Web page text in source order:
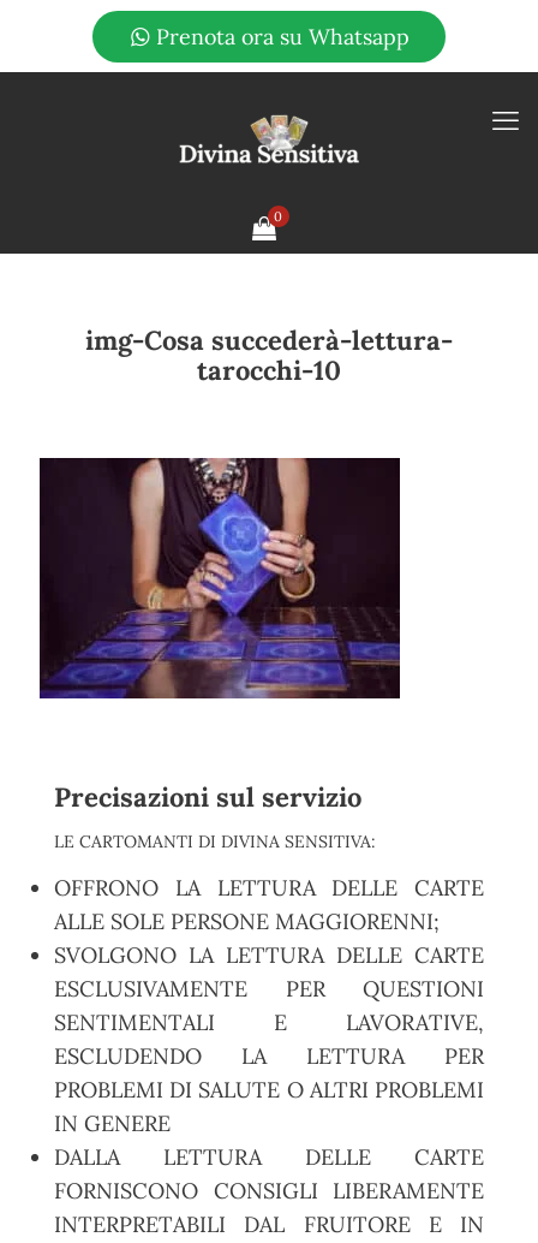
Prenota ora su Whatsapp
0
img-Cosa succederà-lettura-
tarocchi-10
Precisazioni sul servizio
LE CARTOMANTI DI DIVINA SENSITIVA:
OFFRONO LA LETTURA DELLE CARTE
ALLE SOLE PERSONE MAGGIORENNI;
SVOLGONO LA LETTURA DELLE CARTE
ESCLUSIVAMENTE PER QUESTIONI
SENTIMENTALI E LAVORATIVE,
ESCLUDENDO LA LETTURA PER
PROBLEMI DI SALUTE O ALTRI PROBLEMI
IN GENERE
DALLA LETTURA DELLE CARTE
FORNISCONO CONSIGLI LIBERAMENTE
INTERPRETABILI DAL FRUITORE E IN